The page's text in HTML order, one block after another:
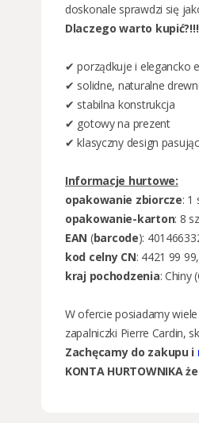
doskonale sprawdzi się
Dlaczego warto kupić?!!!
✔ porządkuje i elegancko
✔ solidne, naturalne
✔ stabilna konstrukcja
✔ gotowy na prezent
✔ klasyczny design
Informacje hurtowe:
opakowanie zbiorcze: 1
opakowanie-karton: 8
EAN (barcode):
kod celny CN: 4421 99 99,
kraj pochodzenia: Chiny
W ofercie posiadamy
zapalniczki Pierre Cardin,
Zachęcamy do zakupu i
KONTA HURTOWNIKA